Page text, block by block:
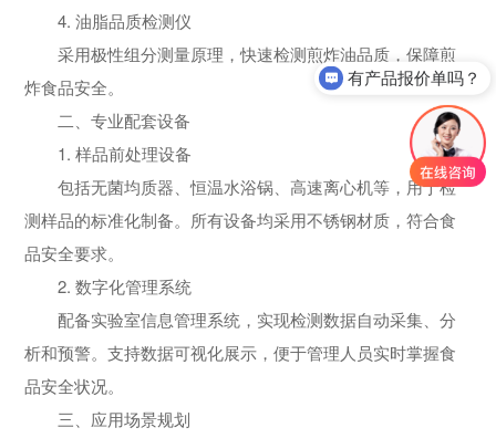
4. 油脂品质检测仪
采用极性组分测量原理，快速检测煎炸油品质，保障煎
炸食品安全。
二、专业配套设备
1. 样品前处理设备
包括无菌均质器、恒温水浴锅、高速离心机等，用于检
测样品的标准化制备。所有设备均采用不锈钢材质，符合食
品安全要求。
2. 数字化管理系统
配备实验室信息管理系统，实现检测数据自动采集、分
析和预警。支持数据可视化展示，便于管理人员实时掌握食
品安全状况。
三、应用场景规划
有产品报价单吗？